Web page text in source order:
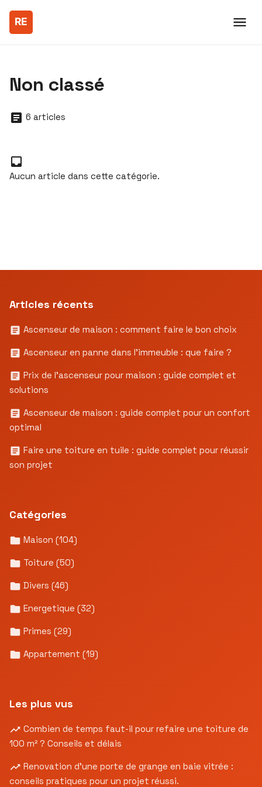
Non classé
6 articles
Aucun article dans cette catégorie.
Articles récents
Ascenseur de maison : comment faire le bon choix
Ascenseur en panne dans l’immeuble : que faire ?
Prix de l’ascenseur pour maison : guide complet et
solutions
Ascenseur de maison : guide complet pour un confort
optimal
Faire une toiture en tuile : guide complet pour réussir
son projet
Catégories
Maison (104)
Toiture (50)
Divers (46)
Energetique (32)
Primes (29)
Appartement (19)
Les plus vus
Combien de temps faut-il pour refaire une toiture de
100 m² ? Conseils et délais
Renovation d’une porte de grange en baie vitrée :
conseils pratiques pour un projet réussi.